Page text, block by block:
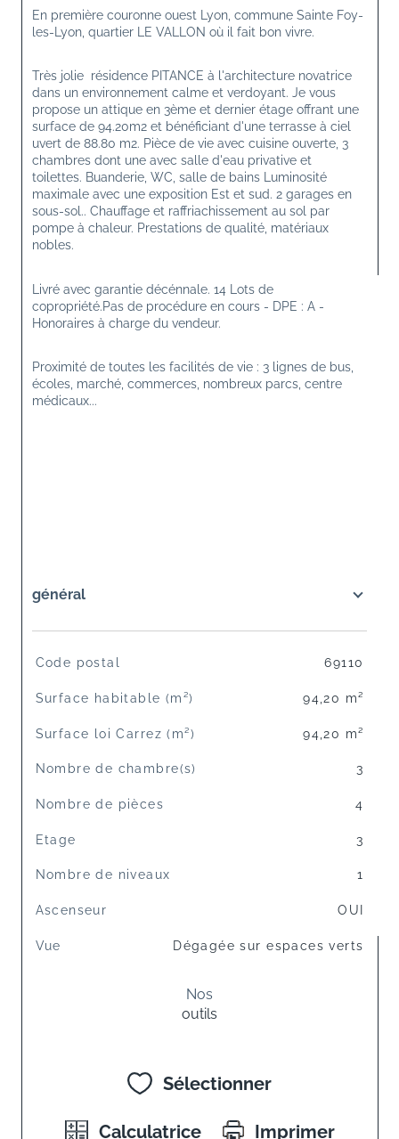
En première couronne ouest Lyon, commune Sainte Foy-
les-Lyon, quartier LE VALLON où il fait bon vivre.
Très jolie  résidence PITANCE à l'architecture novatrice
dans un environnement calme et verdoyant. Je vous
propose un attique en 3ème et dernier étage offrant une
surface de 94.20m2 et bénéficiant d'une terrasse à ciel
uvert de 88.80 m2. Pièce de vie avec cuisine ouverte, 3
chambres dont une avec salle d'eau privative et
toilettes. Buanderie, WC, salle de bains Luminosité
maximale avec une exposition Est et sud. 2 garages en
sous-sol.. Chauffage et raffriachissement au sol par
pompe à chaleur. Prestations de qualité, matériaux
nobles.
Livré avec garantie décénnale. 14 Lots de
copropriété.Pas de procédure en cours - DPE : A -
Honoraires à charge du vendeur.
Proximité de toutes les facilités de vie : 3 lignes de bus,
écoles, marché, commerces, nombreux parcs, centre
médicaux...
général
TRAD_SIROCCO_Caracteristique
Code postal 69110
Surface habitable (m²) 94,20 m²
Surface loi Carrez (m²) 94,20 m²
Nombre de chambre(s) 3
Nombre de pièces 4
Etage 3
Nombre de niveaux 1
Ascenseur OUI
Vue Dégagée sur espaces verts
Nos
outils
Sélectionner
Calculatrice Imprimer